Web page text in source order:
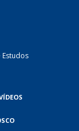
Estudos